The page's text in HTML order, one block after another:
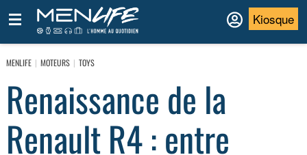
Kiosque
MENLIFE MOTEURS TOYS
Renaissance de la
Renault R4 : entre